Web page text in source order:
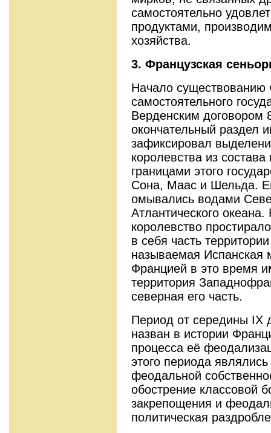
самостоятельно
продуктами,
хозяйства.
3. Французская
Начало существованию
самостоятельного
Верденским договором
окончательный раздел
зафиксировал
королевства из
границами этого
Сона, Маас и Шельда.
омывались водами
Атлантического
королевство
в себя часть
называемая Испанская
Францией в это время
территория
северная его часть.
Период от середины IX
назван в истории
процесса её
этого периода
феодальной
обострение классовой
закрепощения и
политическая